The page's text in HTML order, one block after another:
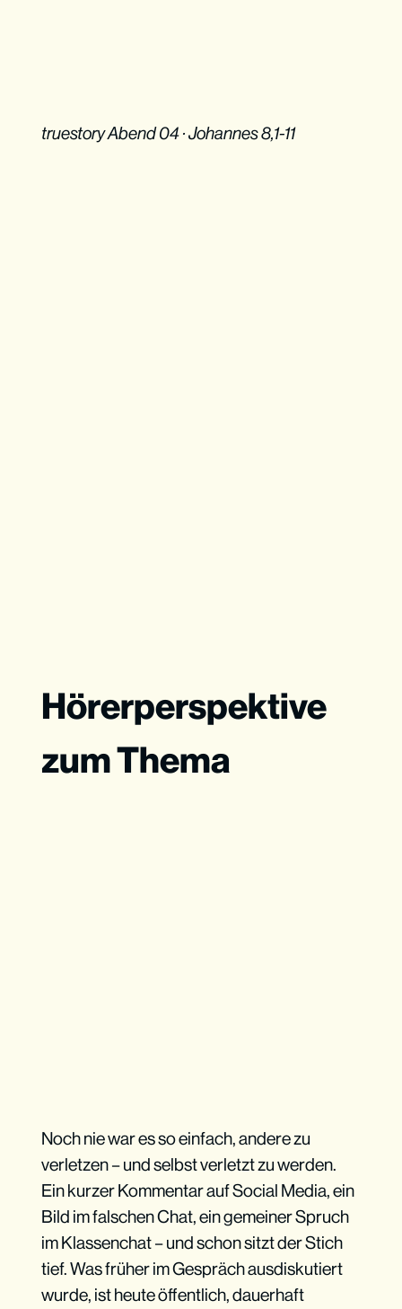
truestory Abend 04 · Johannes 8,1-11
Hörerperspektive
zum Thema
Noch nie war es so einfach, andere zu
verletzen – und selbst verletzt zu werden.
Ein kurzer Kommentar auf Social Media, ein
Bild im falschen Chat, ein gemeiner Spruch
im Klassenchat – und schon sitzt der Stich
tief. Was früher im Gespräch ausdiskutiert
wurde, ist heute öffentlich, dauerhaft